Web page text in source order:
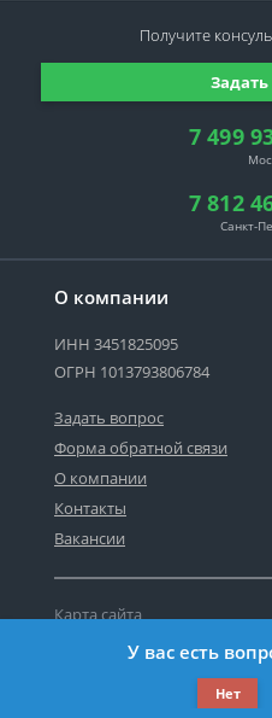
О компании
ИНН 3451825095
ОГРН 1013793806784
Задать вопрос
Форма обратной связи
О компании
Контакты
Вакансии
©2019-2026 Все права
Карта сайта
Политика персональных
7 499
7 812
Санкт-
Задать
Получите
У вас есть
Нет